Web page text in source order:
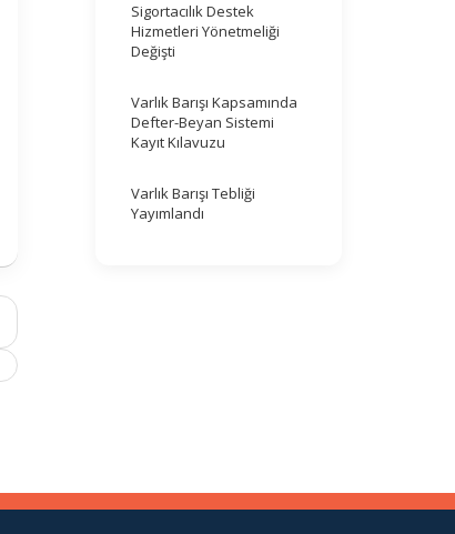
Sigortacılık Destek
Hizmetleri Yönetmeliği
Değişti
Varlık Barışı Kapsamında
Defter-Beyan Sistemi
Kayıt Kılavuzu
Varlık Barışı Tebliği
Yayımlandı